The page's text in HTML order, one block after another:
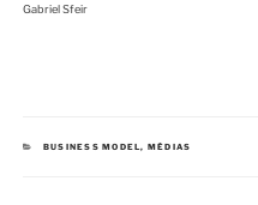
Gabriel Sfeir
C
BUSINESS MODEL, MÉDIAS